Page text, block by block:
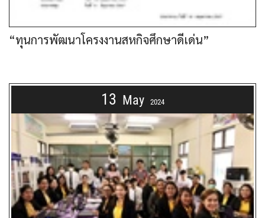
“ทุนการพัฒนาโครงงานสหกิจศึกษาดีเด่น”
13 May 2024